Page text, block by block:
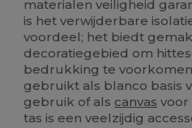
materialen veiligheid
is het verwijderbare
voordeel; het biedt
decoratiegebied om
bedrukking te
gebruikt als blanco basis
gebruik of als canvas voor
tas is een veelzijdig